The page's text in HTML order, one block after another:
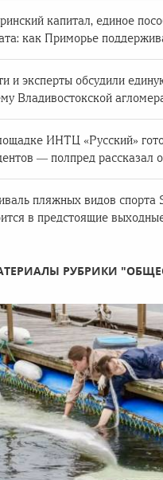
капитал, единое
как Приморье
и эксперты обсудили
Владивостокской
ИНТЦ «Русский»
— полпред рассказал
пляжных видов спорта
в предстоящие
РУБРИКИ